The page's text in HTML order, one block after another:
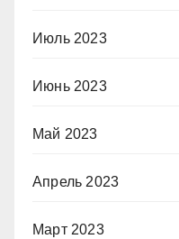
Июль 2023
Июнь 2023
Май 2023
Апрель 2023
Март 2023